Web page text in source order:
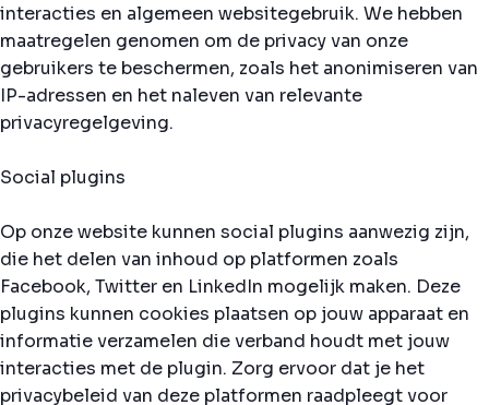
interacties en algemeen websitegebruik. We hebben
maatregelen genomen om de privacy van onze
gebruikers te beschermen, zoals het anonimiseren van
IP-adressen en het naleven van relevante
privacyregelgeving.
Social plugins
Op onze website kunnen social plugins aanwezig zijn,
die het delen van inhoud op platformen zoals
Facebook, Twitter en LinkedIn mogelijk maken. Deze
plugins kunnen cookies plaatsen op jouw apparaat en
informatie verzamelen die verband houdt met jouw
interacties met de plugin. Zorg ervoor dat je het
privacybeleid van deze platformen raadpleegt voor